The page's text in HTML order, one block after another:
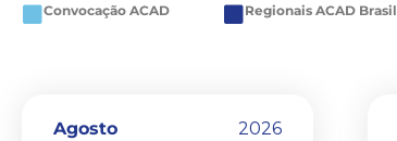
Convocação ACAD Regionais ACAD Brasil
Agosto 2026